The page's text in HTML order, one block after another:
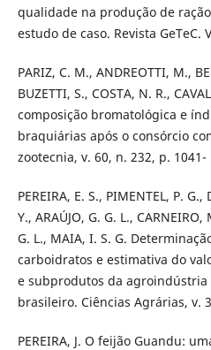
qualidade na produção de
estudo de caso. Revista GeTeC.
PARIZ, C. M., ANDREOTTI, M.,
BUZETTI, S., COSTA, N. R.,
composição bromatológica e
braquiárias após o consórcio
zootecnia, v. 60, n. 232, p. 1041-
PEREIRA, E. S., PIMENTEL, P.
Y., ARAÚJO, G. G. L., CARNEIRO,
G. L., MAIA, I. S. G.
carboidratos e estimativa do
e subprodutos da
brasileiro. Ciências Agrárias, v.
PEREIRA, J. O feijão Guandu: